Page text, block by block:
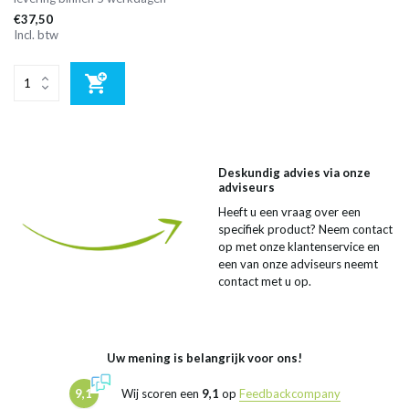
€37,50
Incl. btw
Deskundig advies via onze
adviseurs
Heeft u een vraag over een
specifiek product? Neem contact
op met onze klantenservice en
een van onze adviseurs neemt
contact met u op.
Uw mening is belangrijk voor ons!
9,1 Wij scoren een 9,1 op Feedbackcompany